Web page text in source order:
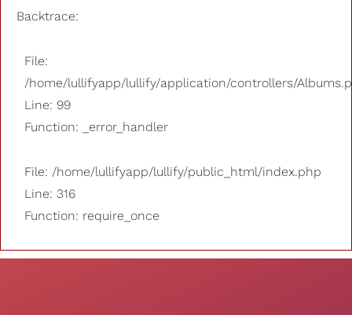
Backtrace:
File:
/home/lullifyapp/lullify/application/controllers/
Line: 99
Function: _error_handler
File: /home/lullifyapp/lullify/public_html/index.php
Line: 316
Function: require_once